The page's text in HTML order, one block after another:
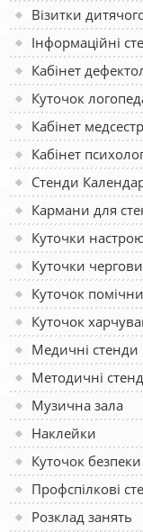
Візитки
Інформаційні
Кабінет
Куточок
Кабінет
Кабінет
Стенди
Кармани для
Куточки
Куточки
Куточок
Куточок
Медичні стенди
Методичні
Музична зала
Наклейки
Куточок безпеки
Профспілкові
Розклад занять